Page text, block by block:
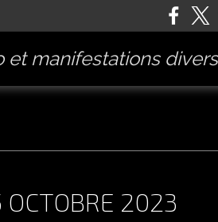
et manifestations
OCTOBRE 2023